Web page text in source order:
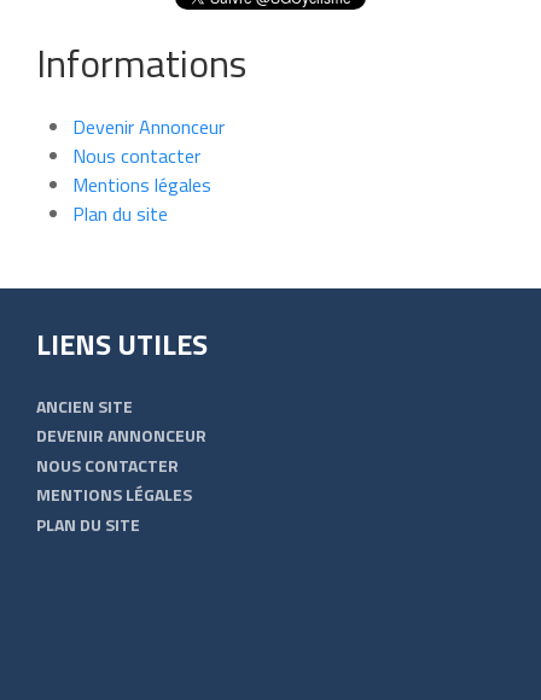
Informations
Devenir Annonceur
Nous contacter
Mentions légales
Plan du site
LIENS UTILES
ANCIEN SITE
DEVENIR ANNONCEUR
NOUS CONTACTER
MENTIONS LÉGALES
PLAN DU SITE